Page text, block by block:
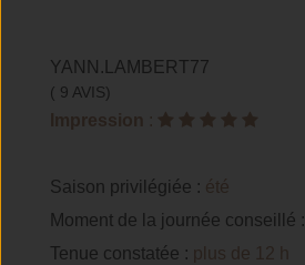
YANN.LAMBERT77
( 9 AVIS)
Impression :
Saison privilégiée : été
Moment de la journée conseillé :
Tenue constatée : plus de 12 h